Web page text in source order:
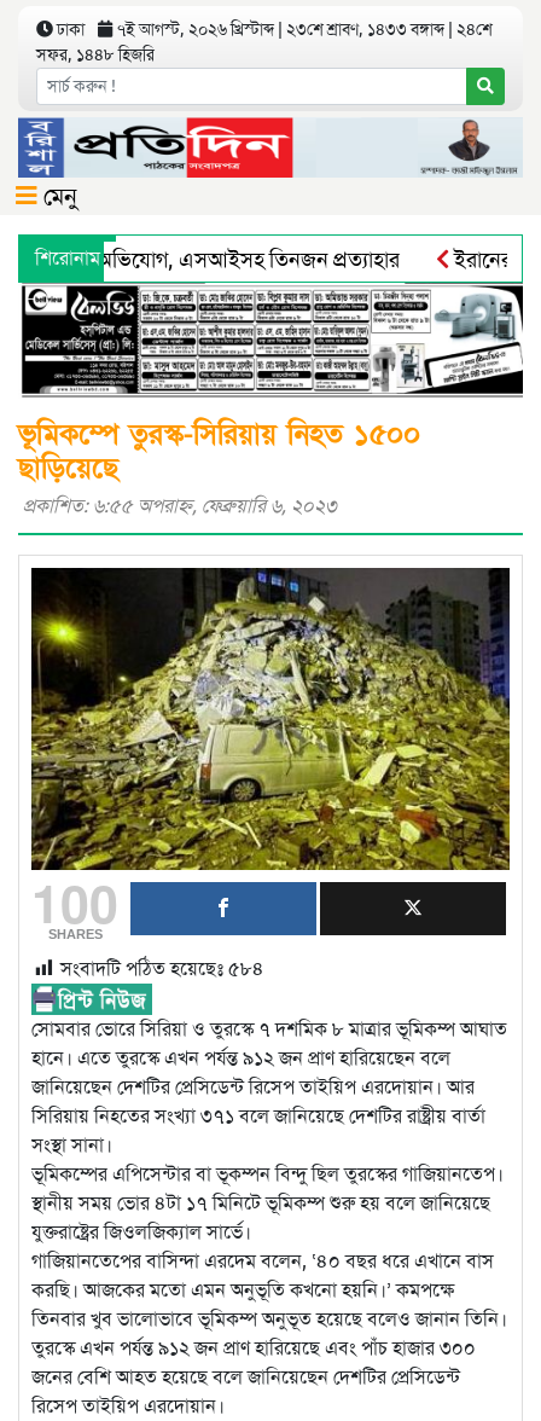
ঢাকা
৭ই আগস্ট, ২০২৬ খ্রিস্টাব্দ | ২৩শে শ্রাবণ, ১৪৩৩ বঙ্গাব্দ | ২৪শে
সফর, ১৪৪৮ হিজরি
মেনু
শিরোনাম
লাঞ্ছিতের’ অভিযোগ, এসআইসহ তিনজন প্রত্যাহার
ইরানের জব্দ
হুশিয়ারী
বরিশালে শ্রমিকদের সঙ্গে ছাত্র-জনতার
ভূমিকম্পে তুরস্ক-সিরিয়ায় নিহত ১৫০০
ছাড়িয়েছে
প্রকাশিত: ৬:৫৫ অপরাহ্ণ, ফেব্রুয়ারি ৬, ২০২৩
100
SHARES
সংবাদটি পঠিত হয়েছেঃ ৫৮৪
সোমবার ভোরে সিরিয়া ও তুরস্কে ৭ দশমিক ৮ মাত্রার ভূমিকম্প আঘাত
হানে। এতে তুরস্কে এখন পর্যন্ত ৯১২ জন প্রাণ হারিয়েছেন বলে
জানিয়েছেন দেশটির প্রেসিডেন্ট রিসেপ তাইয়িপ এরদোয়ান। আর
সিরিয়ায় নিহতের সংখ্যা ৩৭১ বলে জানিয়েছে দেশটির রাষ্ট্রীয় বার্তা
সংস্থা সানা।
ভূমিকম্পের এপিসেন্টার বা ভূকম্পন বিন্দু ছিল তুরস্কের গাজিয়ানতেপ।
স্থানীয় সময় ভোর ৪টা ১৭ মিনিটে ভূমিকম্প শুরু হয় বলে জানিয়েছে
যুক্তরাষ্ট্রের জিওলজিক্যাল সার্ভে।
গাজিয়ানতেপের বাসিন্দা এরদেম বলেন, ‘৪০ বছর ধরে এখানে বাস
করছি। আজকের মতো এমন অনুভূতি কখনো হয়নি।’ কমপক্ষে
তিনবার খুব ভালোভাবে ভূমিকম্প অনুভূত হয়েছে বলেও জানান তিনি।
তুরস্কে এখন পর্যন্ত ৯১২ জন প্রাণ হারিয়েছে এবং পাঁচ হাজার ৩০০
জনের বেশি আহত হয়েছে বলে জানিয়েছেন দেশটির প্রেসিডেন্ট
রিসেপ তাইয়িপ এরদোয়ান।